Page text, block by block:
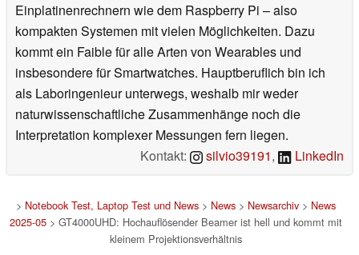
Einplatinenrechnern wie dem Raspberry Pi – also
kompakten Systemen mit vielen Möglichkeiten. Dazu
kommt ein Faible für alle Arten von Wearables und
insbesondere für Smartwatches. Hauptberuflich bin ich
als Laboringenieur unterwegs, weshalb mir weder
naturwissenschaftliche Zusammenhänge noch die
Interpretation komplexer Messungen fern liegen.
Kontakt:
silvio39191, LinkedIn
> Notebook Test, Laptop Test und News> News> Newsarchiv> News
2025-05> GT4000UHD: Hochauflösender Beamer ist hell und kommt mit
kleinem Projektionsverhältnis